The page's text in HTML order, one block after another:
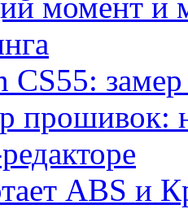
CS55:
прошивок:
ABS и